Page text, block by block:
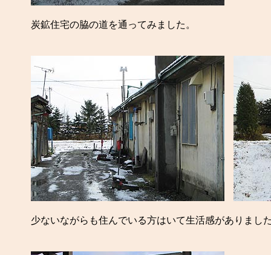
炭鉱住宅の脇の道を通ってみました。
少ないながらも住んでいる方はいて生活感がありまし